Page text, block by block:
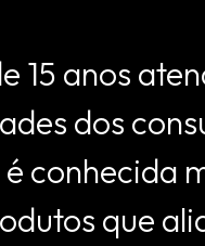
15 anos
dos
conhecida
que